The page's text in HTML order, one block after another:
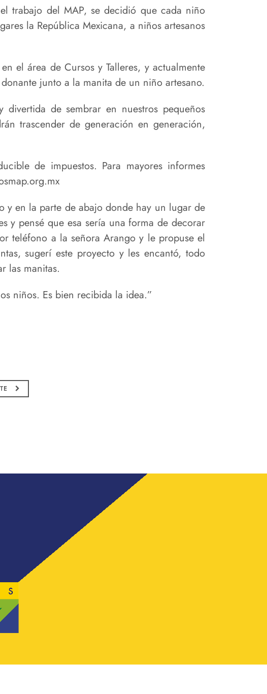
trabajo del MAP, se decidió que cada niño
la República Mexicana, a niños artesanos
el área de Cursos y Talleres, y actualmente
junto a la manita de un niño artesano.
de sembrar en nuestros pequeños
trascender de generación en generación,
de impuestos. Para mayores informes
y en la parte de abajo donde hay un lugar de
y pensé que esa sería una forma de decorar
teléfono a la señora Arango y le propuse el
sugerí este proyecto y les encantó, todo
las manitas.
niños. Es bien recibida la idea.”